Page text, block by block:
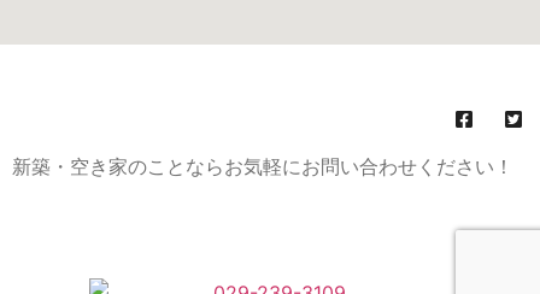
新築・空き家のことならお気軽にお問い合わせください！